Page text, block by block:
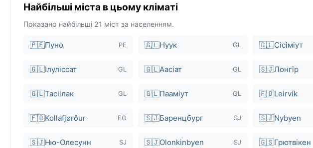
Найбільші міста в цьому кліматі
Показано найбільші 21 міст за населенням.
🇵🇪Пуно PE 🇬🇱Нуук GL 🇬🇱Сісіміут
🇬🇱Ілуліссат GL 🇬🇱Аасіат GL 🇸🇯Лонгїр
🇬🇱Тасіілак GL 🇬🇱Пааміут GL 🇫🇴Leirvík
🇫🇴Kollafjørður FO 🇸🇯Баренцбург SJ 🇸🇯Nybyen
🇸🇯Ню-Олесунн SJ 🇸🇯Olonkinbyen SJ 🇬🇸Грютвікен